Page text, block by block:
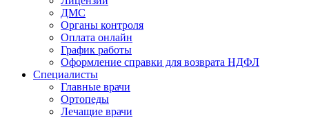
ДМС
Органы контроля
Оплата онлайн
График работы
Оформление справки для возврата НДФЛ
Специалисты
Главные врачи
Ортопеды
Лечащие врачи